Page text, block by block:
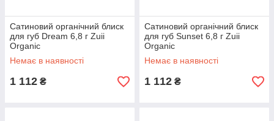
Сатиновий органічний блиск
для губ Dream 6,8 г Zuii
Organic
Немає в наявності
1 112 ₴
Сатиновий органічний блиск
для губ Sunset 6,8 г Zuii
Organic
Немає в наявності
1 112 ₴